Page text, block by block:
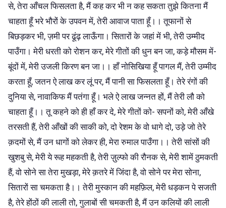
से, तेरा आँचल फिसलता है, मैं कह कर भी न कह सकता तुझे कितना मैं
चाहता हूँ भरे भौरों के उपवन में, तेरी आवाज पाता हूँ।। तूफानों से
बिछड़कर भी, ज़मी पर ढूंढ़ लाऊँगा। सितारों के जहां में भी, तेरी उम्मीद
पाउँगा। मेरी धरती को रोशन कर, मेरे गीतों की धुन बन जा, कड़े मौसम में-
बूंदों में, मेरी उजली किरण बन जा।। हाँ नोसिखिया हूँ पागल मैं, तेरी उम्मीद
करता हूँ, जतन ऐ लाख कर लूं पर, मैं पानी सा फिसलता हूँ। तेरे रंगों की
दुनिया से, नावाकिफ मैं पतंगा हूँ। भले ऐ लाख जन्नत हों, मैं तेरी लौ को
चाहता हूँ।। तू कहने को ही हाँ कर दे, मेरे गीतों को- सपनों को, मेरी आँखे
तरसती हैं, तेरी आँखों की साकी को, दो रेशम के वो धागे दो, उड़े जो तेरे
क़दमों से, मैं उन धागों को लेकर ही, मेरा रुमाल पाउँगा।। तेरी सांसों की
खुशबु से, मेरी ये रूह महकती है, तेरी ज़ुल्फो की रौनक से, मेरी शामें ठुमकती
हैं, वो सोने सा तेरा मुखड़ा, मेरे क़तरे में जिंदा है, वो सोने पर मेरा सोना,
सितारों सा चमकता है।। तेरी मुस्कान की महफ़िल, मेरी धड़कन पे सजती
है, तेरे होंठों की लाली तो, गुलाबों सी चमकती है, मैं उन कलियों की लाली